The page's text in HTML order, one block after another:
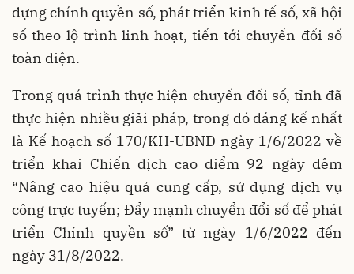
dựng chính quyền số, phát triển kinh tế số, xã hội
số theo lộ trình linh hoạt, tiến tới chuyển đổi số
toàn diện.
Trong quá trình thực hiện chuyển đổi số, tỉnh đã
thực hiện nhiều giải pháp, trong đó đáng kể nhất
là Kế hoạch số 170/KH-UBND ngày 1/6/2022 về
triển khai Chiến dịch cao điểm 92 ngày đêm
“Nâng cao hiệu quả cung cấp, sử dụng dịch vụ
công trực tuyến; Đẩy mạnh chuyển đổi số để phát
triển Chính quyền số” từ ngày 1/6/2022 đến
ngày 31/8/2022.